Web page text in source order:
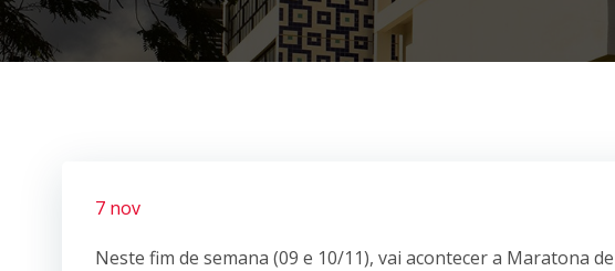
7 nov
Neste fim de semana (09 e 10/11), vai acontecer a Maratona